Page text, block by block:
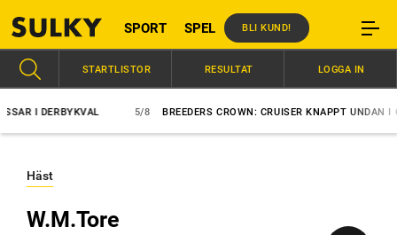
SPORT SPEL BLI KUND!
I DERBYKVAL BREEDERS CROWN: CRUISER KNAPPT UNDAN I
STARTLISTOR RESULTAT LOGGA IN
Häst
W.M.Tore